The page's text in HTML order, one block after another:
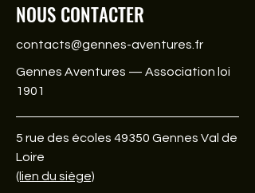
NOUS CONTACTER
contacts@gennes-aventures.fr
Gennes Aventures — Association loi
1901
5 rue des écoles 49350 Gennes Val de
Loire
(lien du siège)